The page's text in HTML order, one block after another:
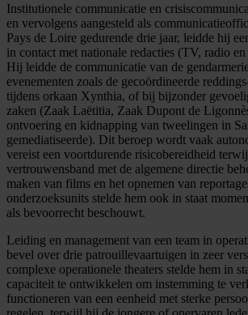
Institutionele communicatie en
en vervolgens aangesteld als
Pays de Loire gedurende drie jaar, leidde hij
in contact met nationale redacties (TV, radio en
Hij leidde de communicatie van de
evenementen zoals de gecoördineerde
tijdens orkaan Xynthia, of bij bijzonder
zaken (Zaak Laëtitia, Zaak Dupont de
ontvoering en kidnapping van tweelingen in
gemediatiseerde). Dit beroep wordt vaak
vereist een voortdurende risicobereidheid
vertrouwensband met de algemene directie
maken van films en het opnemen van
onderzoeksunits stelde hem ook in staat
als bevoorrecht beschouwt.
Leiding en management van een team in
bevel over drie patrouillevaartuigen in zeer
complexe operationele theaters stelde hem in
capaciteit te ontwikkelen om instemming te
functioneren van een eenheid met sterke